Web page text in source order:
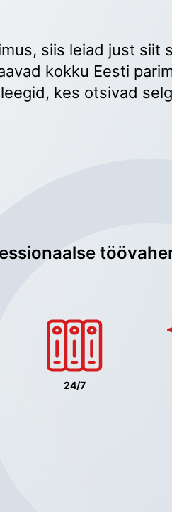
siis leiad just siit
kokku Eesti
kes otsivad
24/7